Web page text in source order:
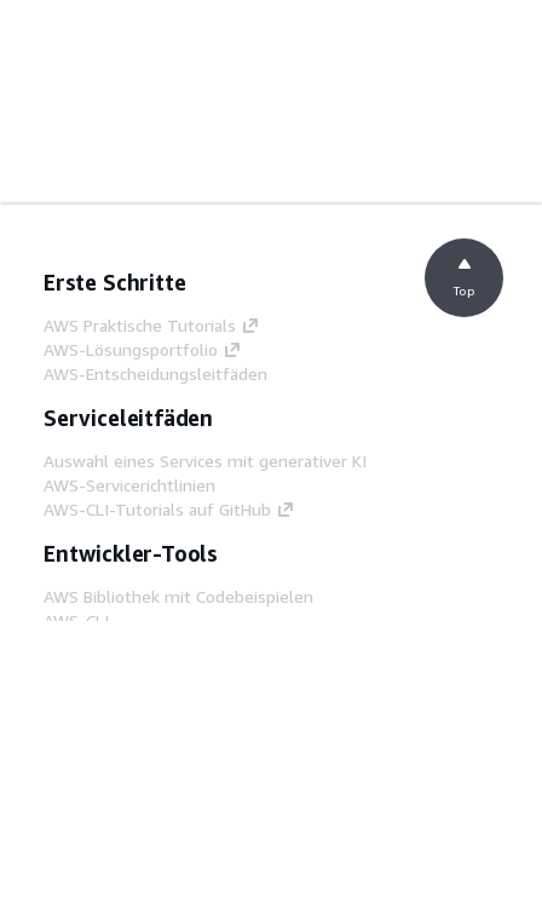
Erste Schritte
AWS Praktische Tutorials
AWS-Lösungsportfolio
AWS-Entscheidungsleitfäden
Serviceleitfäden
Auswahl eines Services mit generativer KI
AWS-Servicerichtlinien
AWS-CLI-Tutorials auf GitHub
Entwickler-Tools
AWS Bibliothek mit Codebeispielen
AWS-CLI
Top